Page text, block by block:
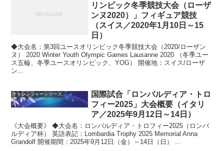
リンピック冬季競技大会（ローザ
ンヌ2020）」フィギュア競技
（スイス／2020年1月10日～15
日）
◆大会名：第3回ユースオリンピック冬季競技大会（2020/ローザン
ヌ） 2020 Winter Youth Olympic Games Lausanne 2020 （冬季ユー
ス五輪、冬季ユースオリンピック、YOG） 開催地：スイス/ローザ
ン...
チャレンジャーシリーズ
国際試合「ロンバルディア・トロ
フィー2025」大会概要（イタリ
ア／2025年9月12日～14日）
《大会概要》 ◆大会名：ロンバルディア・トロフィー2025（ロンバ
ルディア杯） 英語表記：Lombardia Trophy 2025 Memorial Anna
Grandolf 開催期間：2025年9月12日（金）～14日（日） ...